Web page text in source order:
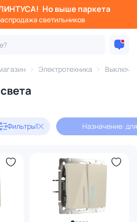
Но выше паркета
светильников
Электротехника
Фильтры1 Назначение:
Фильтры